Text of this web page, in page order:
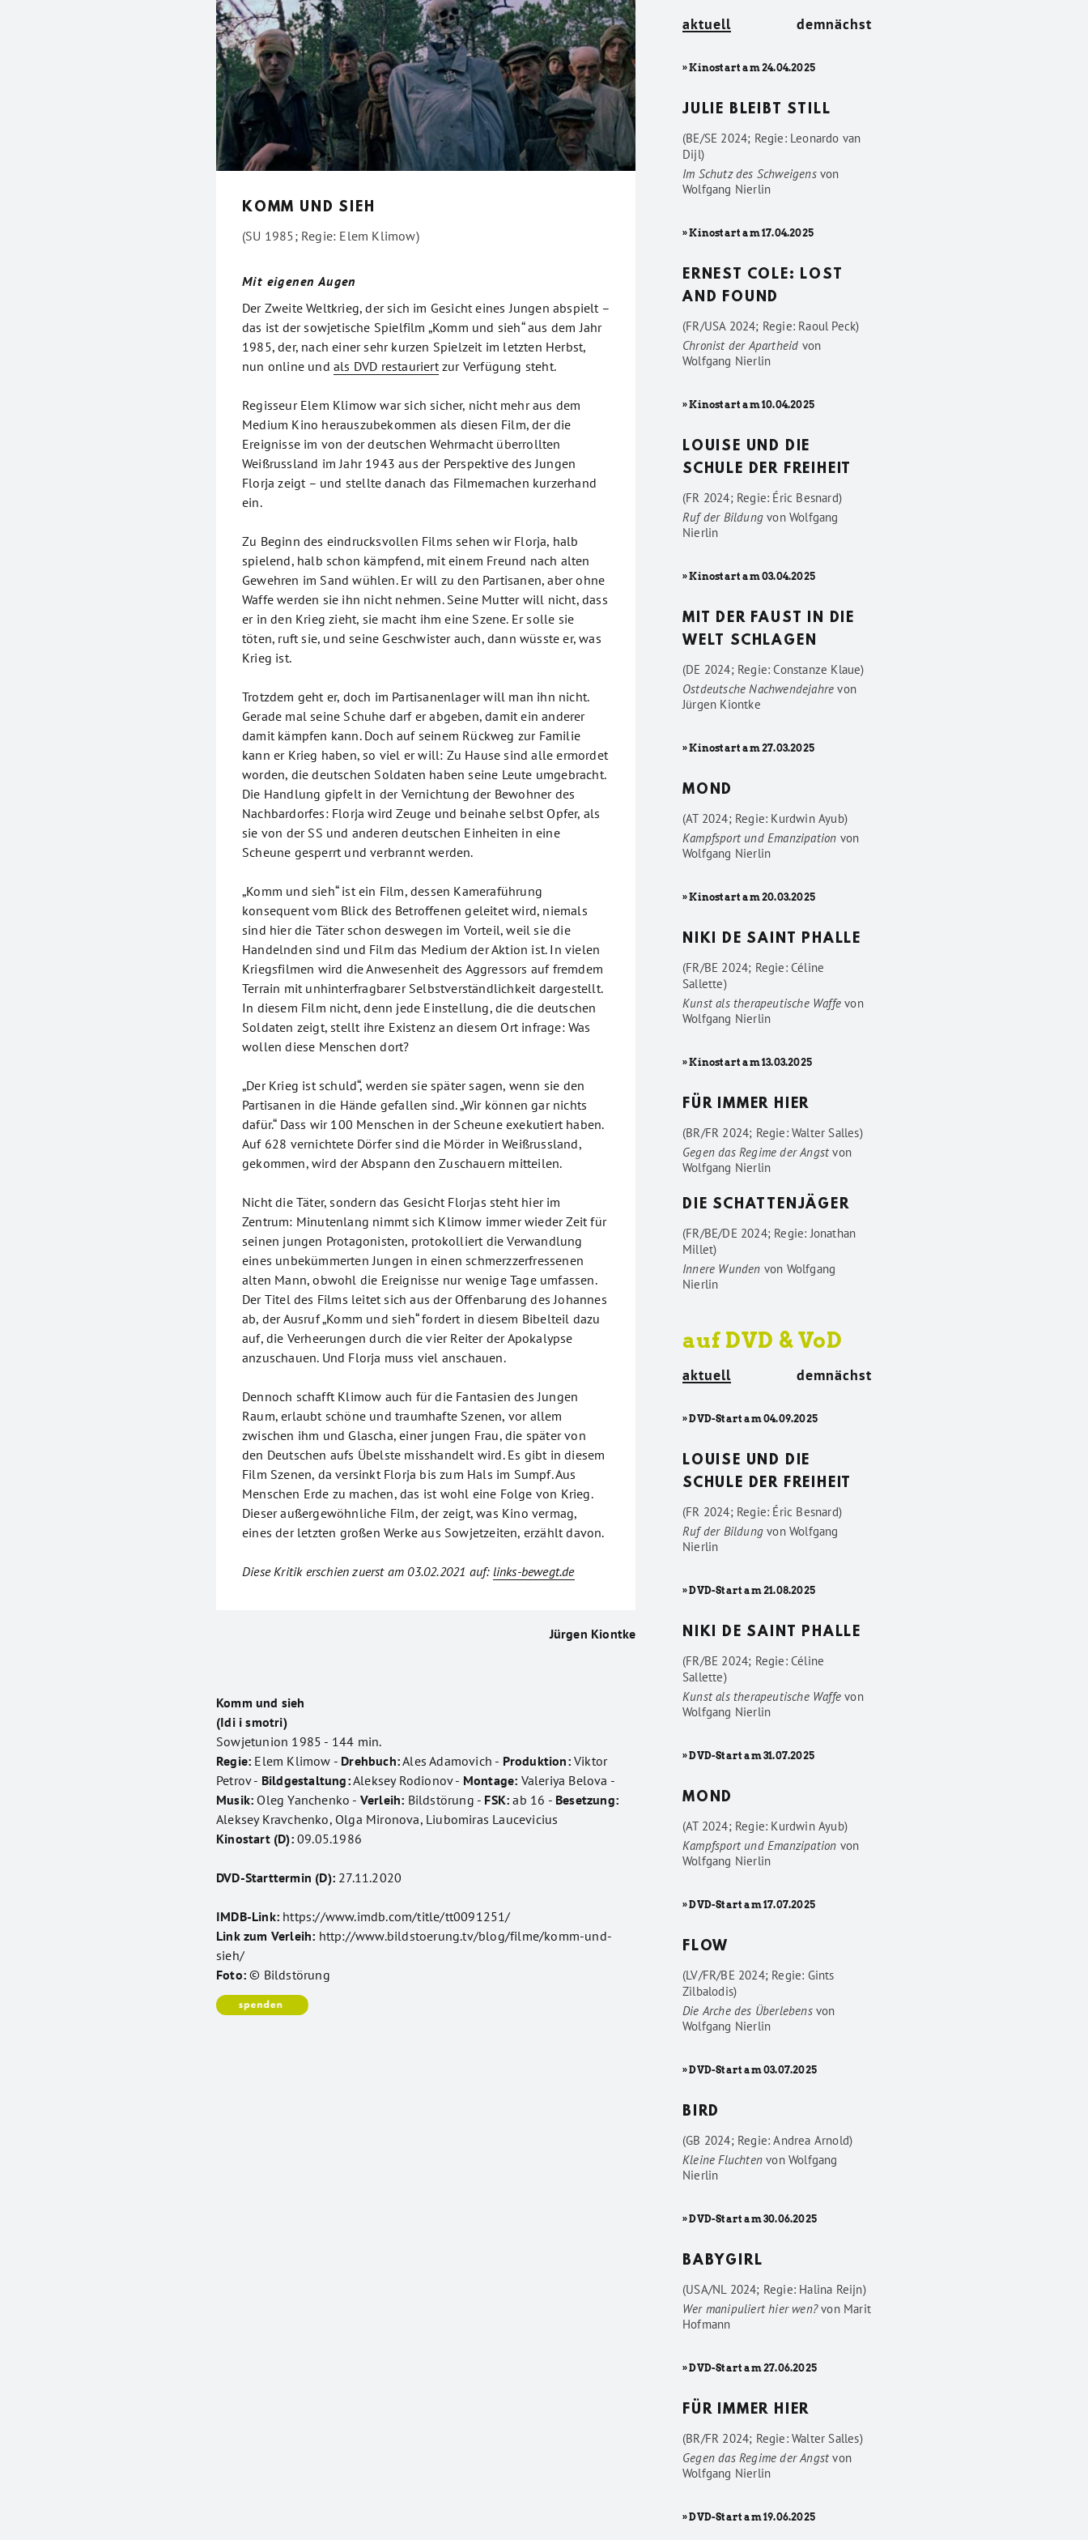
KOMM UND SIEH
(SU 1985; Regie: Elem Klimow)
Mit eigenen Augen
Der Zweite Weltkrieg, der sich im Gesicht eines Jungen abspielt –
das ist der sowjetische Spielfilm „Komm und sieh“ aus dem Jahr
1985, der, nach einer sehr kurzen Spielzeit im letzten Herbst,
nun online und als DVD restauriertzur Verfügung steht.
Regisseur Elem Klimow war sich sicher, nicht mehr aus dem
Medium Kino herauszubekommen als diesen Film, der die
Ereignisse im von der deutschen Wehrmacht überrollten
Weißrussland im Jahr 1943 aus der Perspektive des Jungen
Florja zeigt – und stellte danach das Filmemachen kurzerhand
ein.
Zu Beginn des eindrucksvollen Films sehen wir Florja, halb
spielend, halb schon kämpfend, mit einem Freund nach alten
Gewehren im Sand wühlen. Er will zu den Partisanen, aber ohne
Waffe werden sie ihn nicht nehmen. Seine Mutter will nicht, dass
er in den Krieg zieht, sie macht ihm eine Szene. Er solle sie
töten, ruft sie, und seine Geschwister auch, dann wüsste er, was
Krieg ist.
Trotzdem geht er, doch im Partisanenlager will man ihn nicht.
Gerade mal seine Schuhe darf er abgeben, damit ein anderer
damit kämpfen kann. Doch auf seinem Rückweg zur Familie
kann er Krieg haben, so viel er will: Zu Hause sind alle ermordet
worden, die deutschen Soldaten haben seine Leute umgebracht.
Die Handlung gipfelt in der Vernichtung der Bewohner des
Nachbardorfes: Florja wird Zeuge und beinahe selbst Opfer, als
sie von der SS und anderen deutschen Einheiten in eine
Scheune gesperrt und verbrannt werden.
„Komm und sieh“ ist ein Film, dessen Kameraführung
konsequent vom Blick des Betroffenen geleitet wird, niemals
sind hier die Täter schon deswegen im Vorteil, weil sie die
Handelnden sind und Film das Medium der Aktion ist. In vielen
Kriegsfilmen wird die Anwesenheit des Aggressors auf fremdem
Terrain mit unhinterfragbarer Selbstverständlichkeit dargestellt.
In diesem Film nicht, denn jede Einstellung, die die deutschen
Soldaten zeigt, stellt ihre Existenz an diesem Ort infrage: Was
wollen diese Menschen dort?
„Der Krieg ist schuld“, werden sie später sagen, wenn sie den
Partisanen in die Hände gefallen sind. „Wir können gar nichts
dafür.“ Dass wir 100 Menschen in der Scheune exekutiert haben.
Auf 628 vernichtete Dörfer sind die Mörder in Weißrussland,
gekommen, wird der Abspann den Zuschauern mitteilen.
Nicht die Täter, sondern das Gesicht Florjas steht hier im
Zentrum: Minutenlang nimmt sich Klimow immer wieder Zeit für
seinen jungen Protagonisten, protokolliert die Verwandlung
eines unbekümmerten Jungen in einen schmerzzerfressenen
alten Mann, obwohl die Ereignisse nur wenige Tage umfassen.
Der Titel des Films leitet sich aus der Offenbarung des Johannes
ab, der Ausruf „Komm und sieh“ fordert in diesem Bibelteil dazu
auf, die Verheerungen durch die vier Reiter der Apokalypse
anzuschauen. Und Florja muss viel anschauen.
Dennoch schafft Klimow auch für die Fantasien des Jungen
Raum, erlaubt schöne und traumhafte Szenen, vor allem
zwischen ihm und Glascha, einer jungen Frau, die später von
den Deutschen aufs Übelste misshandelt wird. Es gibt in diesem
Film Szenen, da versinkt Florja bis zum Hals im Sumpf. Aus
Menschen Erde zu machen, das ist wohl eine Folge von Krieg.
Dieser außergewöhnliche Film, der zeigt, was Kino vermag,
eines der letzten großen Werke aus Sowjetzeiten, erzählt davon.
Diese Kritik erschien zuerst am 03.02.2021 auf: links-bewegt.de
Jürgen Kiontke
Komm und sieh
(Idi i smotri)
Sowjetunion 1985 - 144 min.
Regie: Elem Klimow - Drehbuch:Ales Adamovich - Produktion:Viktor
Petrov - Bildgestaltung:Aleksey Rodionov - Montage: Valeriya Belova -
Musik: Oleg Yanchenko - Verleih: Bildstörung - FSK: ab 16 - Besetzung:
Aleksey Kravchenko, Olga Mironova, Liubomiras Laucevicius
Kinostart (D):09.05.1986
DVD-Starttermin (D): 27.11.2020
IMDB-Link: https://www.imdb.com/title/tt0091251/
Link zum Verleih: http://www.bildstoerung.tv/blog/filme/komm-und-
sieh/
Foto: © Bildstörung
aktuell demnächst
» Kinostart am 24.04.2025
JULIE BLEIBT STILL
(BE/SE 2024; Regie: Leonardo van
Dijl)
Im Schutz des Schweigensvon
Wolfgang Nierlin
» Kinostart am 17.04.2025
ERNEST COLE: LOST
AND FOUND
(FR/USA 2024; Regie: Raoul Peck)
Chronist der Apartheid von
Wolfgang Nierlin
» Kinostart am 10.04.2025
LOUISE UND DIE
SCHULE DER FREIHEIT
(FR 2024; Regie: Éric Besnard)
Ruf der Bildungvon Wolfgang
Nierlin
» Kinostart am 03.04.2025
MIT DER FAUST IN DIE
WELT SCHLAGEN
(DE 2024; Regie: Constanze Klaue)
Ostdeutsche Nachwendejahre von
Jürgen Kiontke
» Kinostart am 27.03.2025
MOND
(AT 2024; Regie: Kurdwin Ayub)
Kampfsport und Emanzipation von
Wolfgang Nierlin
» Kinostart am 20.03.2025
NIKI DE SAINT PHALLE
(FR/BE 2024; Regie: Céline
Sallette)
Kunst als therapeutische Waffevon
Wolfgang Nierlin
» Kinostart am 13.03.2025
FÜR IMMER HIER
(BR/FR 2024; Regie: Walter Salles)
Gegen das Regime der Angstvon
Wolfgang Nierlin
DIE SCHATTENJÄGER
(FR/BE/DE 2024; Regie: Jonathan
Millet)
Innere Wunden von Wolfgang
Nierlin
auf DVD & VoD
aktuell demnächst
» DVD-Start am 04.09.2025
LOUISE UND DIE
SCHULE DER FREIHEIT
(FR 2024; Regie: Éric Besnard)
Ruf der Bildungvon Wolfgang
Nierlin
» DVD-Start am 21.08.2025
NIKI DE SAINT PHALLE
(FR/BE 2024; Regie: Céline
Sallette)
Kunst als therapeutische Waffevon
Wolfgang Nierlin
» DVD-Start am 31.07.2025
MOND
(AT 2024; Regie: Kurdwin Ayub)
Kampfsport und Emanzipation von
Wolfgang Nierlin
» DVD-Start am 17.07.2025
FLOW
(LV/FR/BE 2024; Regie: Gints
Zilbalodis)
Die Arche des Überlebensvon
Wolfgang Nierlin
» DVD-Start am 03.07.2025
BIRD
(GB 2024; Regie: Andrea Arnold)
Kleine Fluchtenvon Wolfgang
Nierlin
» DVD-Start am 30.06.2025
BABYGIRL
(USA/NL 2024; Regie: Halina Reijn)
Wer manipuliert hier wen?von Marit
Hofmann
» DVD-Start am 27.06.2025
FÜR IMMER HIER
(BR/FR 2024; Regie: Walter Salles)
Gegen das Regime der Angstvon
Wolfgang Nierlin
» DVD-Start am 19.06.2025